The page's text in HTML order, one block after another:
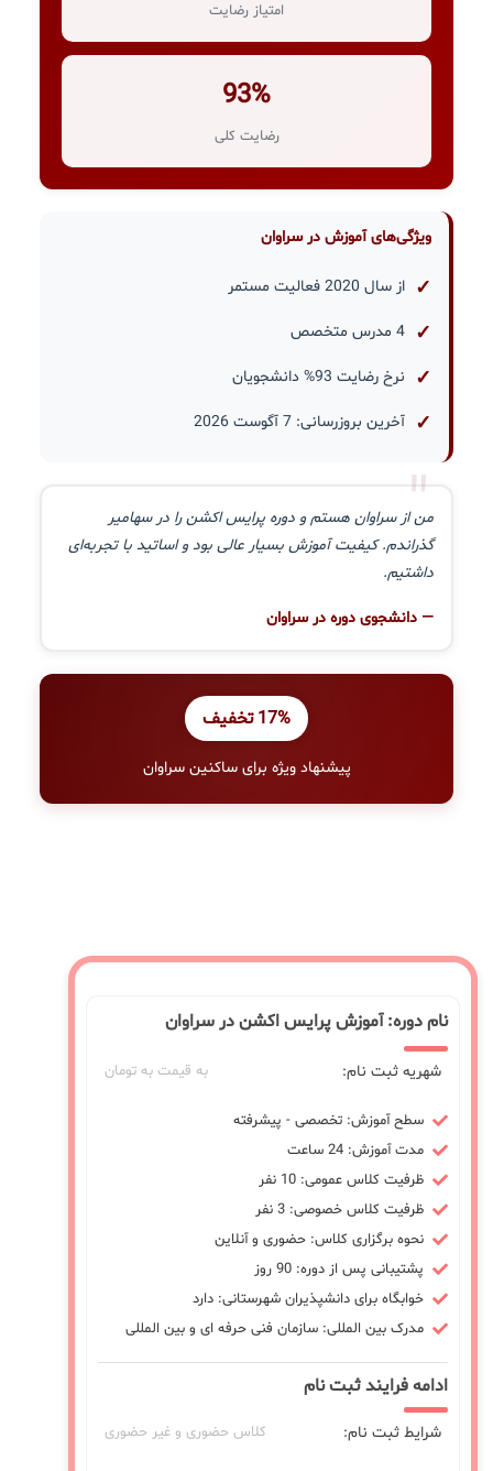
امتیاز رضایت
93%
رضایت کلی
ویژگی‌های آموزش در سراوان
از سال 2020 فعالیت مستمر
4 مدرس متخصص
نرخ رضایت 93% دانشجویان
آخرین بروزرسانی: 7 آگوست 2026
"
من از سراوان هستم و دوره پرایس اکشن را در سهامیر
گذراندم. کیفیت آموزش بسیار عالی بود و اساتید با تجربه‌ای
داشتیم.
— دانشجوی دوره در سراوان
17% تخفیف
پیشنهاد ویژه برای ساکنین سراوان
نام دوره: آموزش پرایس اکشن در سراوان
شهریه ثبت نام: به قیمت به تومان
سطح آموزش: تخصصی - پیشرفته
مدت آموزش: 24 ساعت
ظرفیت کلاس عمومی: 10 نفر
ظرفیت کلاس خصوصی: 3 نفر
نحوه برگزاری کلاس: حضوری و آنلاین
پشتیبانی پس از دوره: 90 روز
خوابگاه برای دانشپذیران شهرستانی: دارد
مدرک بین المللی: سازمان فنی حرفه ای و بین المللی
ادامه فرایند ثبت نام
شرایط ثبت نام: کلاس حضوری و غیر حضوری